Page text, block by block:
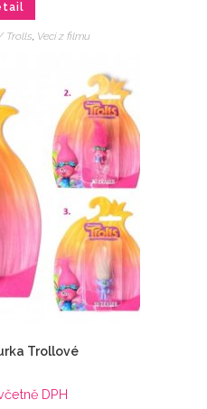
Trolls, Veci z filmu
Trollové
DPH